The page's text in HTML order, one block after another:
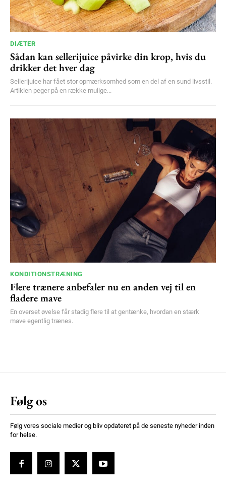
DIÆTER
Sådan kan sellerijuice påvirke din krop, hvis du
drikker det hver dag
Sellerijuice har fået stor opmærksomhed som en del af en sund livsstil.
Artiklen peger på en række mulige...
KONDITIONSTRÆNING
Flere trænere anbefaler nu en anden vej til en
fladere mave
En overset øvelse får stadig flere til at gentænke, hvordan en stærk
mave egentlig trænes.
Følg os
Følg vores sociale medier og bliv opdateret på de seneste nyheder inden
for helse.